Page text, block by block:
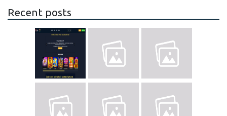
Recent posts